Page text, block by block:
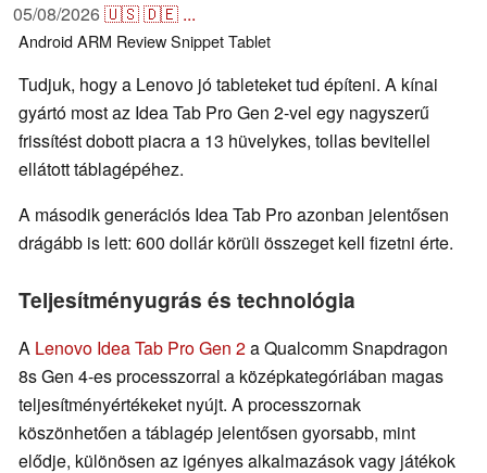
05/08/2026🇺🇸🇩🇪 ...
AndroidARM Review SnippetTablet
Tudjuk, hogy a Lenovo jó tableteket tud építeni. A kínai
gyártó most az Idea Tab Pro Gen 2-vel egy nagyszerű
frissítést dobott piacra a 13 hüvelykes, tollas bevitellel
ellátott táblagépéhez.
A második generációs Idea Tab Pro azonban jelentősen
drágább is lett: 600 dollár körüli összeget kell fizetni érte.
Teljesítményugrás és technológia
A Lenovo Idea Tab Pro Gen 2a Qualcomm Snapdragon
8s Gen 4-es processzorral a középkategóriában magas
teljesítményértékeket nyújt. A processzornak
köszönhetően a táblagép jelentősen gyorsabb, mint
elődje, különösen az igényes alkalmazások vagy játékok